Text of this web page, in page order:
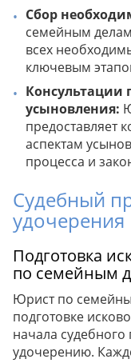
Сбор
семейным
всех
ключевым
Консультации
усыновления:
предоставляет
аспектам
процесса и
Судебный
удочерения
Подготовка
по семейным
Юрист по
подготовке
начала
удочерению.